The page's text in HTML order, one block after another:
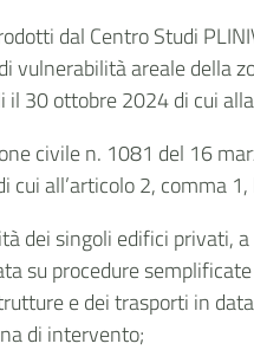
dal Centro Studi
vulnerabilità areale
il 30 ottobre 2024 di cui
civile n. 1081 del 16
cui all’articolo 2, comma
dei singoli edifici privati,
su procedure
e dei trasporti in
di intervento;